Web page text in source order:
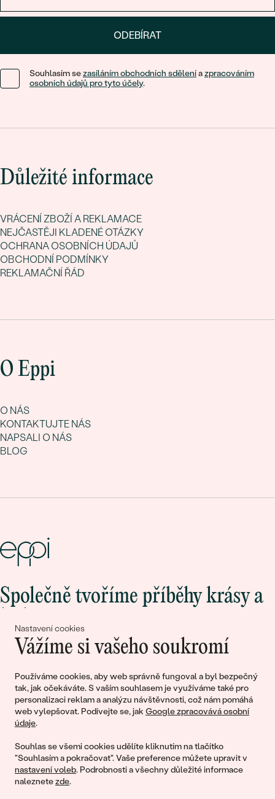
Nastavení cookies
Vážíme si vašeho soukromí
Používáme cookies, aby web správně fungoval a byl bezpečný
tak, jak očekáváte. S vaším souhlasem je využíváme také pro
personalizaci reklam a analýzu návštěvnosti, což nám pomáhá
web vylepšovat. Podívejte se, jak Google zpracovává osobní
údaje.
Souhlas se všemi cookies udělíte kliknutím na tlačítko
"Souhlasím a pokračovat". Vaše preference můžete upravit v
nastavení voleb. Podrobnosti a všechny důležité informace
naleznetezde.
ODEBÍRAT
Souhlasím sezasíláním obchodních sděleníazpracováním
osobních údajů pro tyto účely.
Důležité informace
VRÁCENÍ ZBOŽÍ A REKLAMACE
NEJČASTĚJI KLADENÉ OTÁZKY
OCHRANA OSOBNÍCH ÚDAJŮ
OBCHODNÍ PODMÍNKY
REKLAMAČNÍ ŘÁD
O Eppi
O NÁS
KONTAKTUJTE NÁS
NAPSALI O NÁS
BLOG
Společně tvoříme příběhy krásy a
Připojte se k nám!
© 2011 - 2026, Eppi.cz